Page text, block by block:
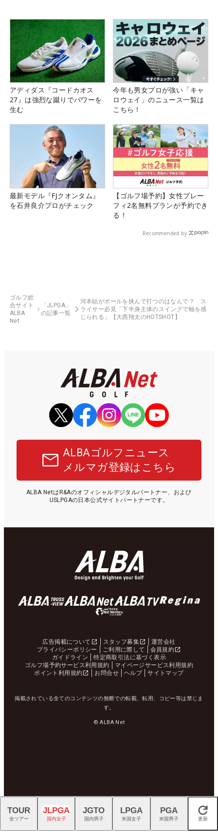
アディダス『コードカオス
27』は強烈な蹴りでパワーを
生む
今年も男女プロが強い「キャ
ロウェイ」のニュース一覧は
こちら！
最新モデル『FJクオンタム』
を石井良介プロがチェック
【ゴルフ場予約】女性プレー
フィ2名無料プランが予約でき
る！
Recommended by
ゴルフ総
合サイト
ALBA
Net
「JLPGA」
の記事一覧
河本結がボールを挟んで打つのはなんで？ ス
ライサー必見「下半身主体のスイングで軸を感
じられる」【大西翔太のHOTSHOT】
ALBAゴルフニュース
メルマガ登録はこちら
ALBA NetはR&Aのオフィシャルデジタルパートナー、および
USLPGAの日本公式サイトパートナーです。
広告掲載について スタッフ募集
運営会社
プライバシーポリシー
ご利用に際して
会員規約
ガイドライン
特定商取引法に基づく表示
ゴルフ場予約サービス利用規約
マイページサービス利用規約
ポイント利用規約
お問合せ ヘルプ サイトマップ
掲載されている全てのコンテンツの無断での転載、転用、コピー等は禁じま
す。
© ALBA Net
閉じる
TOUR
全ツアー
JLPGA
国内女子
JGTO
国内男子
LPGA
米国女子
PGA
米国男子 更新